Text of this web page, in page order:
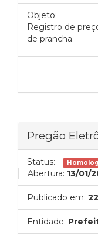
Objeto:
Registro de
de prancha.
Pregão
Status:
Abertura: 13/01/
Publicado em:
Entidade: